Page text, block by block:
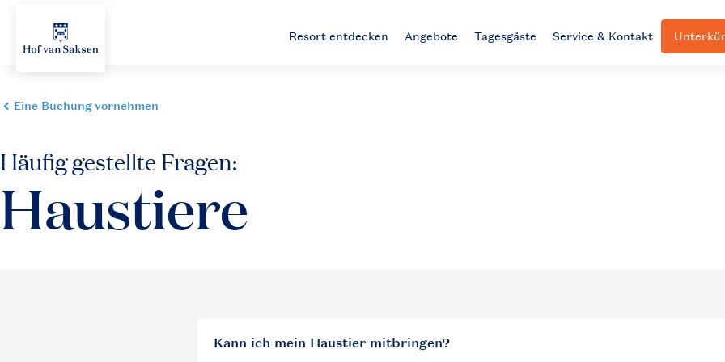
Resort entdecken Angebote Tagesgäste Service & Kontakt
Kann ich mein Haustier mitbringen?